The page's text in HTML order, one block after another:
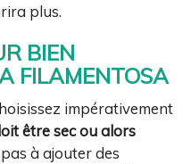
plus.
BIEN
FILAMENTOSA
impérativement
être sec ou alors
pas à ajouter des